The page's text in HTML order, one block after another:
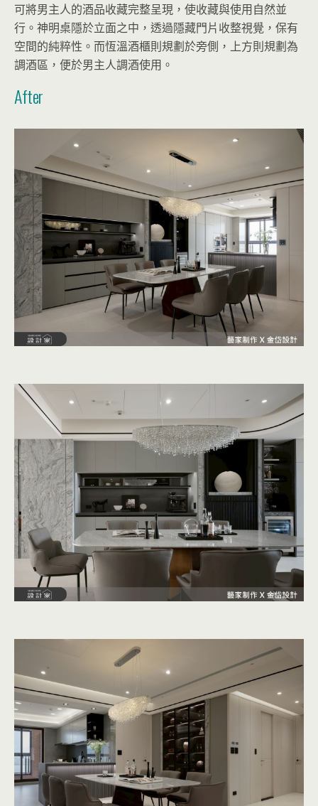
可將男主人的酒品收藏完整呈現，使收藏與使用自然並
行。神明桌隱於立面之中，透過隱藏門片收整視覺，保有
空間的純粹性。而恆溫酒櫃則規劃於旁側，上方則規劃為
調酒區，便於男主人調酒使用。
After